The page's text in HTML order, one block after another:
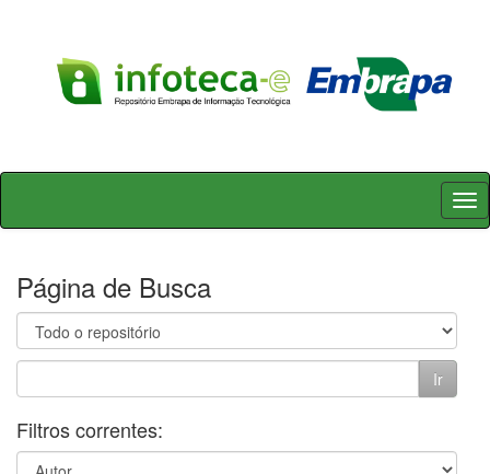
Skip
Página de Busca
Filtros correntes: